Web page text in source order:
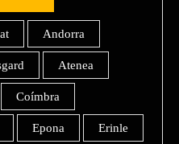
Andorra
Atenea
Coímbra
Epona Erinle